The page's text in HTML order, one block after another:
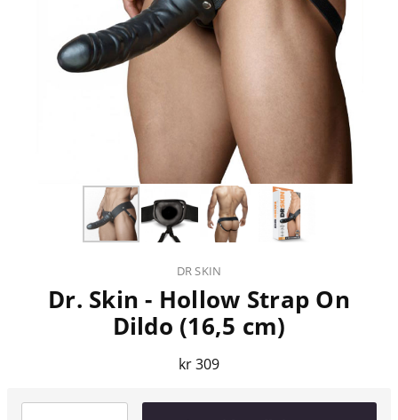
DR SKIN
Dr. Skin - Hollow Strap On
Dildo (16,5 cm)
kr 309